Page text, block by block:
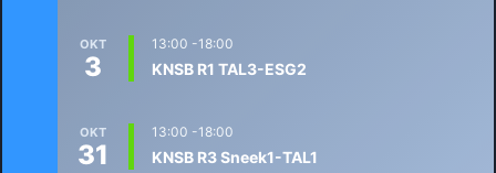
OKT
3
13:00 -18:00
KNSB R1 TAL3-ESG2
OKT
31
13:00 -18:00
KNSB R3 Sneek1-TAL1